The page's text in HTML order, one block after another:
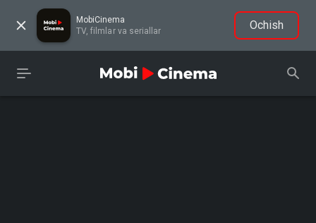
MobiCinema
TV, filmlar va seriallar
Ochish